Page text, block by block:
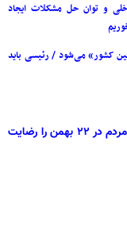
و توان حل مشکلات ایجاد
کشور» می‌شود / رئیسی باید
هشدار باهنر: سران قوا، نباید معنای حضور مردم در ۲۲ بهمن را رضایت